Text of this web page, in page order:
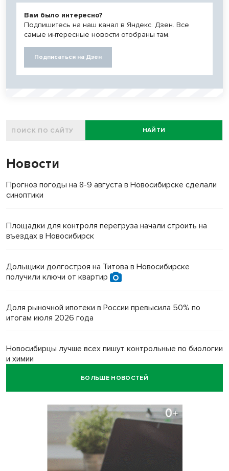
Вам было интересно?
Подпишитесь на наш канал в Яндекс. Дзен. Все
самые интересные новости отобраны там.
Подписаться на Дзен
НАЙТИ
Новости
Прогноз погоды на 8-9 августа в Новосибирске сделали
синоптики
Площадки для контроля перегруза начали строить на
въездах в Новосибирск
Дольщики долгостроя на Титова в Новосибирске
получили ключи от квартир
Доля рыночной ипотеки в России превысила 50% по
итогам июля 2026 года
Новосибирцы лучше всех пишут контрольные по биологии
и химии
БОЛЬШЕ НОВОСТЕЙ